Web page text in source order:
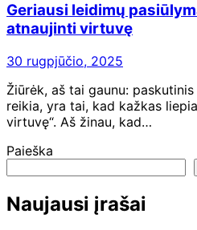
Geriausi leidimų
atnaujinti virtuvę
30 rugpjūčio, 2025
Žiūrėk, aš tai gaunu:
reikia, yra tai, kad kažkas
virtuvę“. Aš žinau, kad…
Paieška
Naujausi įrašai